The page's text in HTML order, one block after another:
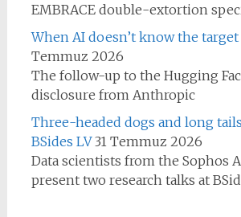
EMBRACE double-extortion
When AI doesn’t know the target
Temmuz 2026
The follow-up to the Hugging
disclosure from Anthropic
Three-headed dogs and long
BSides LV 31 Temmuz 2026
Data scientists from the Sophos
present two research talks at